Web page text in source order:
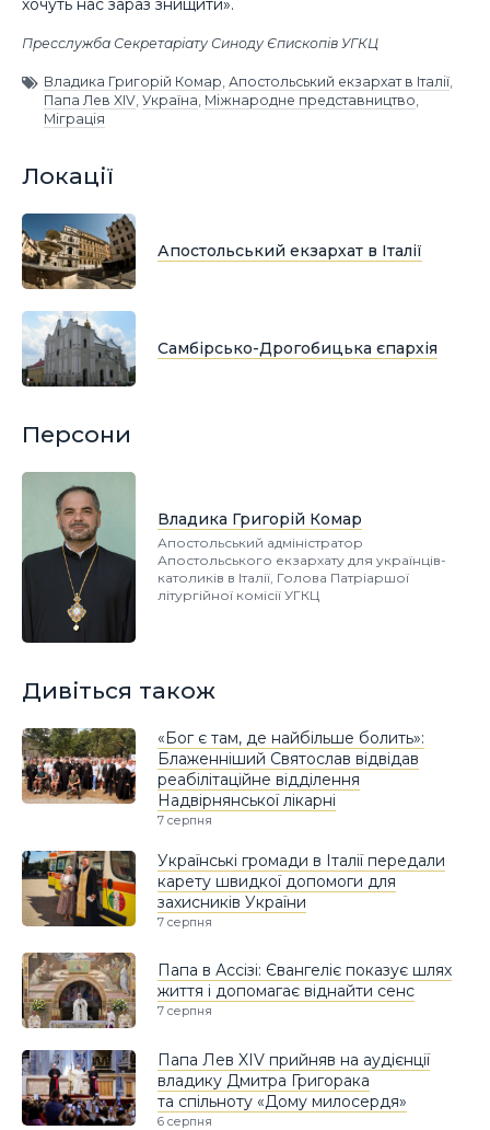
хочуть нас зараз знищити».
Пресслужба Секретаріату Синоду Єпископів УГКЦ
Владика Григорій Комар Апостольський екзархат в Італії
Папа Лев XIV Україна Міжнародне представництво
Міграція
Локації
Апостольський екзархат в Італії
Самбірсько-Дрогобицька єпархія
Персони
Владика Григорій Комар
Апостольський адміністратор
Апостольського екзархату для українців-
католиків в Італії, Голова Патріаршої
літургійної комісії УГКЦ
Дивіться також
«Бог є там, де найбільше болить»:
Блаженніший Святослав відвідав
реабілітаційне відділення
Надвірнянської лікарні
7 серпня
Українські громади в Італії передали
карету швидкої допомоги для
захисників України
7 серпня
Папа в Ассізі: Євангеліє показує шлях
життя і допомагає віднайти сенс
7 серпня
Папа Лев XIV прийняв на аудієнції
владику Дмитра Григорака
та спільноту «Дому милосердя»
6 серпня